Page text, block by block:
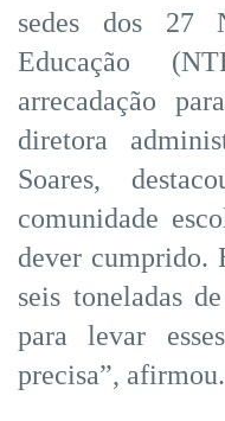
sedes dos 27
Educação
arrecadação
diretora
Soares,
comunidade
dever cumprido.
seis toneladas
para levar
precisa”, afirmou.